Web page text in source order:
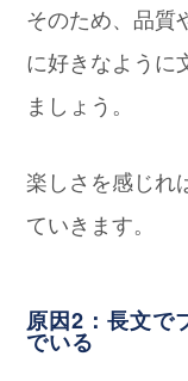
そのため、品質
に好きなように
ましょう。
楽しさを感じれ
ていきます。
原因2：長文で
でいる